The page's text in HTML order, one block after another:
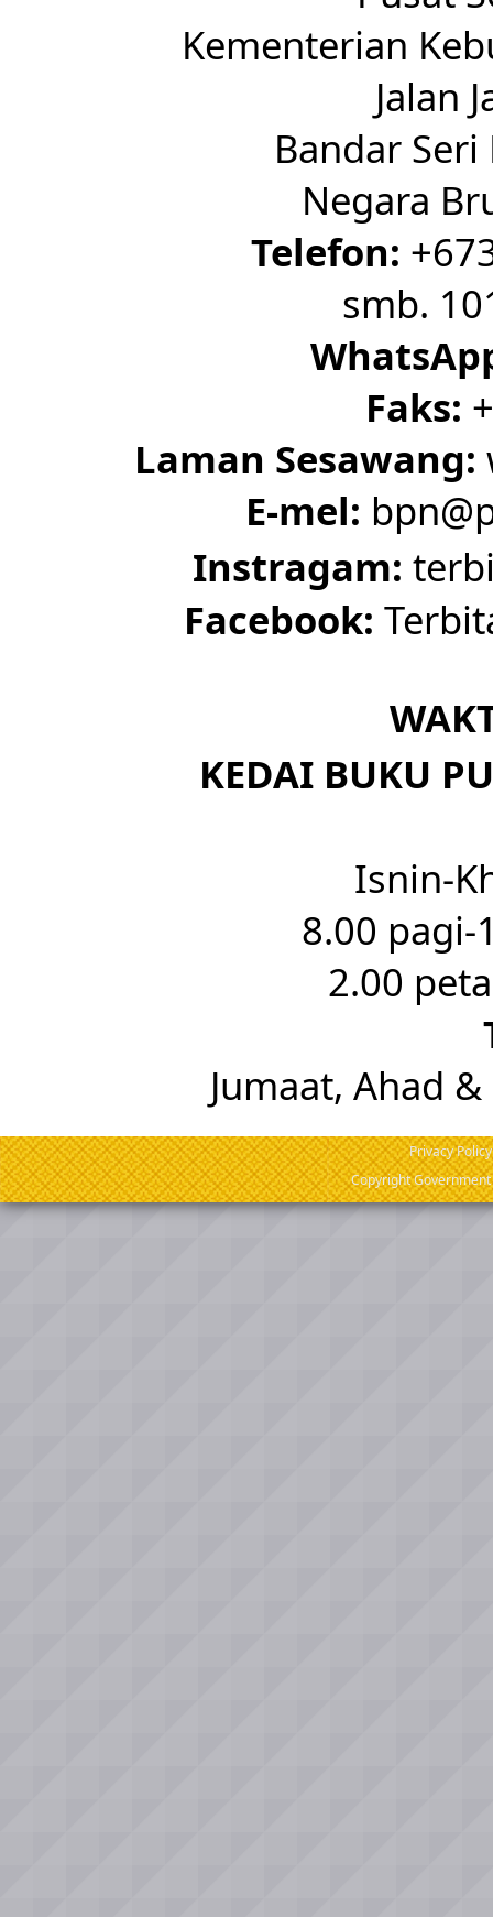
Kementerian
Jalan
Bandar Seri
Negara
Telefon:
smb.
Faks:
Laman Sesawang:
E-mel:
Instragam:
Facebook:
KEDAI BUKU
Isnin-
8.00 pagi-
2.00
Jumaat, Ahad
Privacy Policy
Copyright